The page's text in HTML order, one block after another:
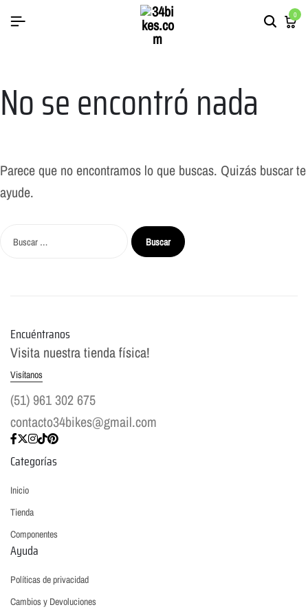
0
No se encontró nada
Parece que no encontramos lo que buscas. Quizás buscar te
ayude.
Encuéntranos
Visita nuestra tienda física!
Visítanos
(51) 961 302 675
contacto34bikes@gmail.com
Categorías
Inicio
Tienda
Componentes
Ayuda
Políticas de privacidad
Cambios y Devoluciones